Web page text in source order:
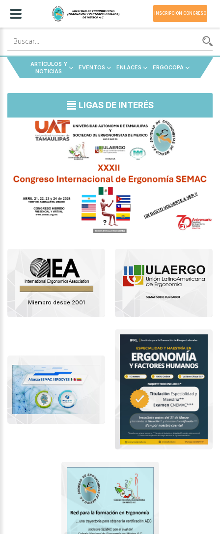
ARTÍCULOS Y
NOTICIAS
EVENTOS ENLACES ERGOCOPA
LIGAS DE INTERÉS
Miembro desde 2001
INSCRIPCIÓN CONGRESO